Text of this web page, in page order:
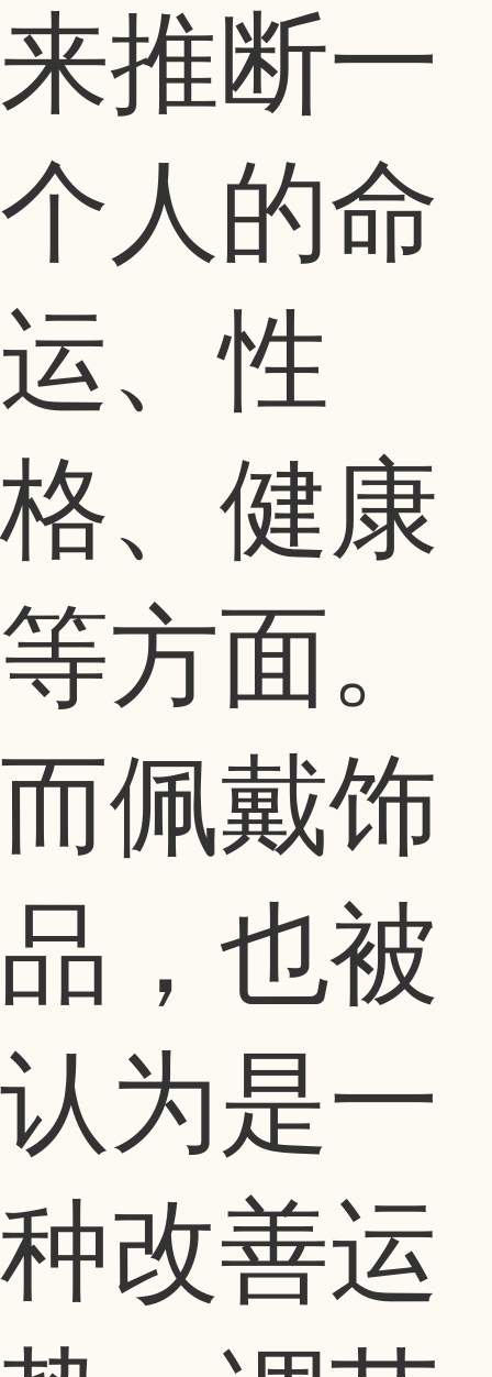
来推断一
个人的命
运、性
格、健康
等方面。
而佩戴饰
品，也被
认为是一
种改善运